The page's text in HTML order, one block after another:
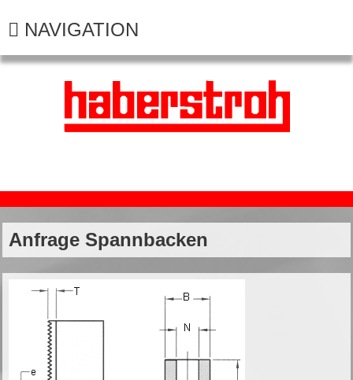
NAVIGATION
Anfrage Spannbacken